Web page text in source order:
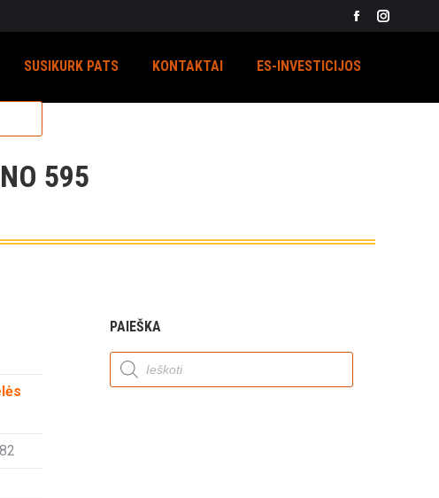
Facebook
opens
SUSIKURK PATS KONTAKTAI ES-INVESTICIJOS
595
PAIEŠKA
Products
search